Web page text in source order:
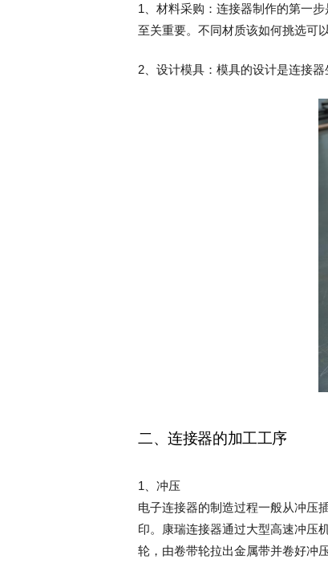
1、材料采购：连接器制作的第一
至关重要。不同材质该如何挑选可
2、设计模具：模具的设计是连接
二、连接器的加工工序
1、冲压
电子连接器的制造过程一般从冲压
印。康瑞连接器通过大型高速冲压
轮，‌由卷带轮拉出金属带并卷好冲